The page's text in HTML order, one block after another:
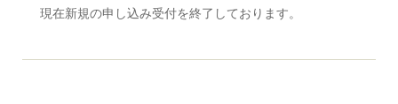
現在新規の申し込み受付を終了しております。